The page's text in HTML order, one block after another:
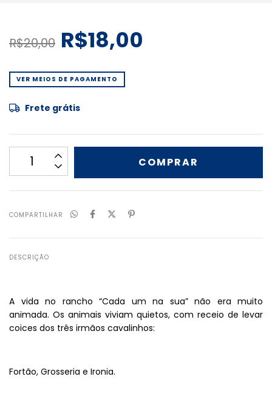
R$20,00 R$18,00
VER MEIOS DE PAGAMENTO
Frete grátis
COMPARTILHAR
DESCRIÇÃO
A vida no rancho “Cada um na sua” não era muito
animada. Os animais viviam quietos, com receio de levar
coices dos três irmãos cavalinhos:
Fortão, Grosseria e Ironia.